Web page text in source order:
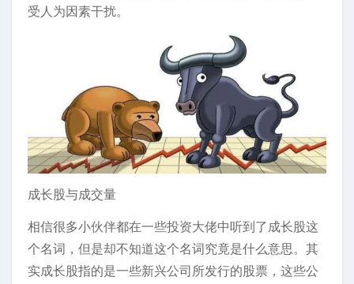
受人为因素干扰。
成长股与成交量
相信很多小伙伴都在一些投资大佬中听到了成长股这
个名词，但是却不知道这个名词究竟是什么意思。其
实成长股指的是一些新兴公司所发行的股票，这些公